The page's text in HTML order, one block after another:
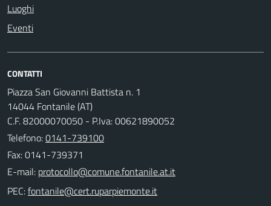
Luoghi
Eventi
CONTATTI
Piazza San Giovanni Battista n. 1
14044 Fontanile (AT)
C.F. 82000070050 - P.Iva: 00621890052
Telefono:0141-739100
Fax: 0141-739371
E-mail:
PEC: